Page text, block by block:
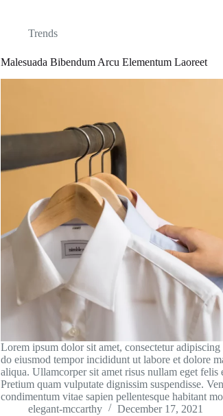
Trends
Malesuada Bibendum Arcu Elementum Laoreet
Lorem ipsum dolor sit amet, consectetur adipiscing
do eiusmod tempor incididunt ut labore et dolore
aliqua. Ullamcorper sit amet risus nullam eget felis
Pretium quam vulputate dignissim suspendisse.
condimentum vitae sapien pellentesque habitant
elegant-mccarthy
December 17, 2021